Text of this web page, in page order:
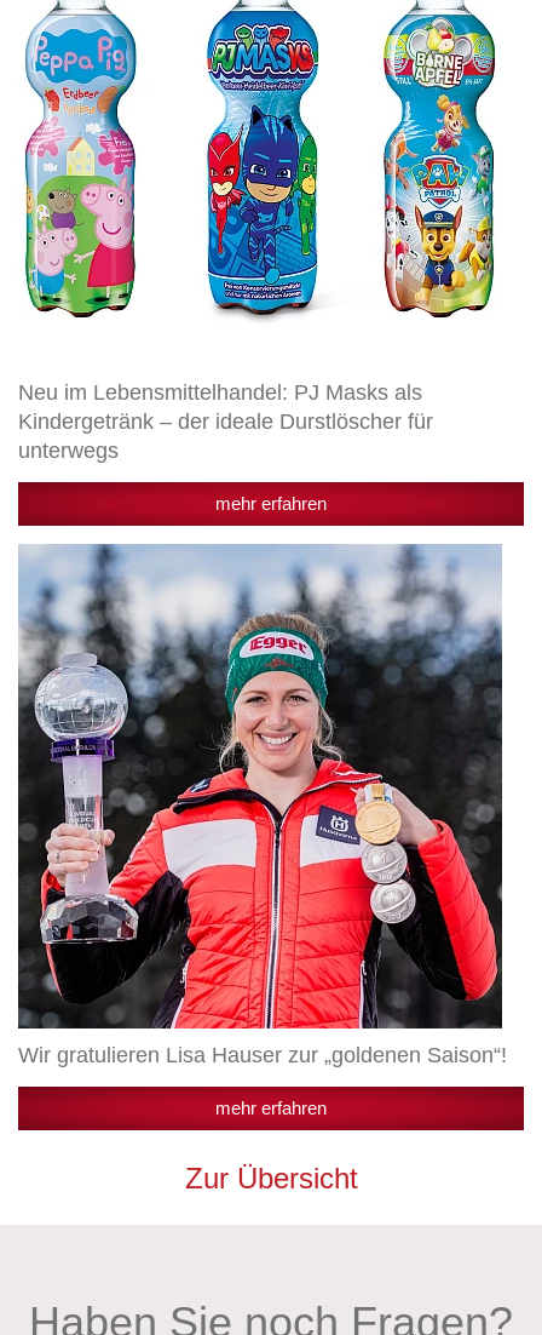
Kindergetränk
der
ideale
Durstlöscher
für
unterwegs
Neu im Lebensmittelhandel: PJ Masks als
Kindergetränk – der ideale Durstlöscher für
unterwegs
mehr erfahren
Wir
gratulieren
Lisa
Hauser
zur
„goldenen
Saison“!
Wir gratulieren Lisa Hauser zur „goldenen Saison“!
mehr erfahren
Zur Übersicht
Haben Sie noch Fragen?